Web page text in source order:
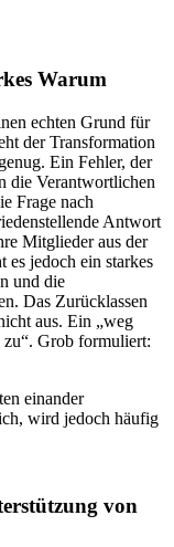
Warum
echten Grund für
der Transformation
Ein Fehler, der
die Verantwortlichen
Frage nach
Antwort
Mitglieder aus der
jedoch ein starkes
und die
Das Zurücklassen
aus. Ein „weg
zu“. Grob formuliert:
einander
wird jedoch häufig
von